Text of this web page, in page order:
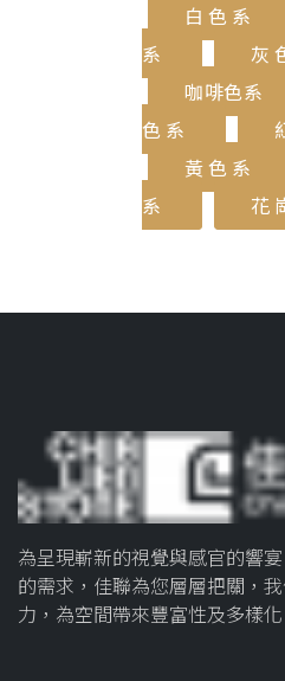
白色系
系
灰
咖啡色系
色系
黃色系
系
花
為呈現嶄新的視覺與感官的響
的需求，佳聯為您層層把關，
力，為空間帶來豐富性及多樣